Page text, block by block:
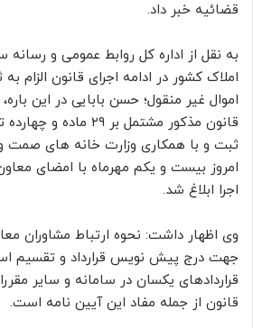
قضائیه خبر داد.
به نقل از اداره کل روابط عمومی و
املاک کشور در ادامه اجرای قانون الزام
قانون مذکور مشتمل بر
ثبت و با همکاری وزارت خانه های صمت
امروز بیست و یکم مهرماه با امضای
اجرا ابلاغ شد.
وی اظهار داشت: نحوه ارتباط مشاوران
جهت درج پیش نویس قرارداد و تقسیم
قراردادهای یکسان در سامانه و سایر
قانون از جمله مفاد این آیین نامه است.